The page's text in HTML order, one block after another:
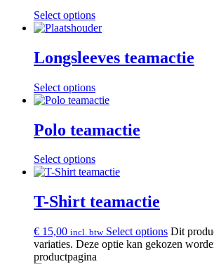
Select options
Longsleeves teamactie
Select options
Polo teamactie
Select options
T-Shirt teamactie
€ 15,00 incl. btw Select options Dit
variaties. Deze optie kan gekozen
productpagina